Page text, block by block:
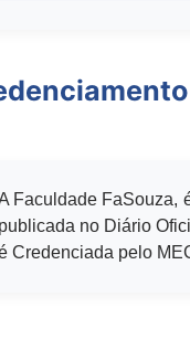
Faculdade FaSouza,
publicada no Diário
Credenciada pelo